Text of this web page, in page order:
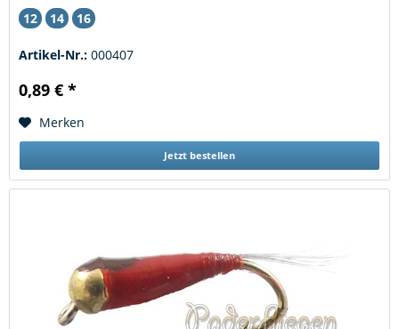
12
14 16
Artikel-Nr.: 000407
0,89 € *
Merken
Jetzt bestellen